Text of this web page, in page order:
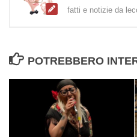
fatti e notizie da
POTREBBERO